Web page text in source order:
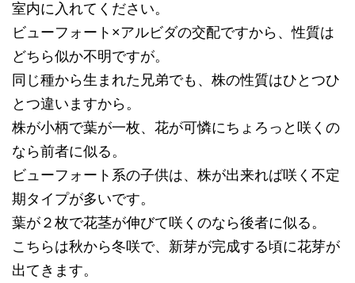
室内に入れてください。
ビューフォート×アルビダの交配ですから、性質は
どちら似か不明ですが。
同じ種から生まれた兄弟でも、株の性質はひとつひ
とつ違いますから。
株が小柄で葉が一枚、花が可憐にちょろっと咲くの
なら前者に似る。
ビューフォート系の子供は、株が出来れば咲く不定
期タイプが多いです。
葉が２枚で花茎が伸びて咲くのなら後者に似る。
こちらは秋から冬咲で、新芽が完成する頃に花芽が
出てきます。